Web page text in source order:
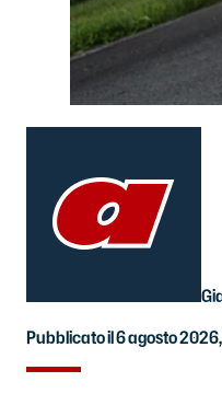
Pubblicato il 6 agosto